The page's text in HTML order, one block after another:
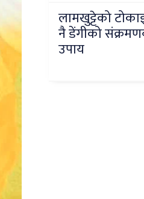
लामखुट्टेको
नै डेंगीको
उपाय